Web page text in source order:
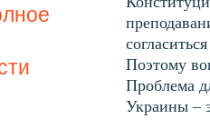
Поэтому
Проблема
Украины –